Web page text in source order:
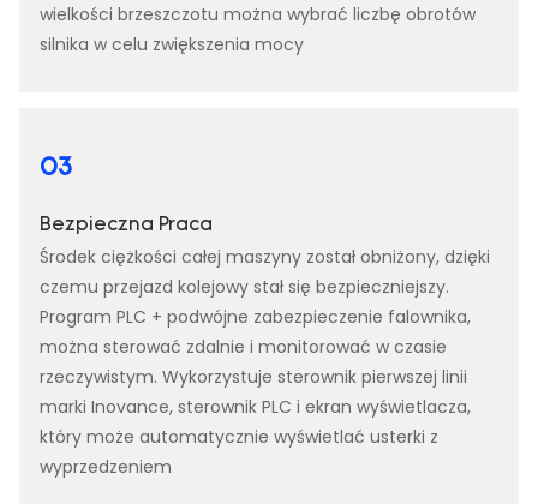
wielkości brzeszczotu można wybrać liczbę obrotów
silnika w celu zwiększenia mocy
03
Bezpieczna Praca
Środek ciężkości całej maszyny został obniżony, dzięki
czemu przejazd kolejowy stał się bezpieczniejszy.
Program PLC + podwójne zabezpieczenie falownika,
można sterować zdalnie i monitorować w czasie
rzeczywistym. Wykorzystuje sterownik pierwszej linii
marki Inovance, sterownik PLC i ekran wyświetlacza,
który może automatycznie wyświetlać usterki z
wyprzedzeniem